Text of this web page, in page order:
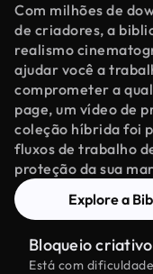
Com milhões de
de criadores, a
realismo
ajudar você a
comprometer a
page, um vídeo de
coleção híbrida foi
fluxos de trabalho
proteção da sua
Explore a
Bloqueio
Está com